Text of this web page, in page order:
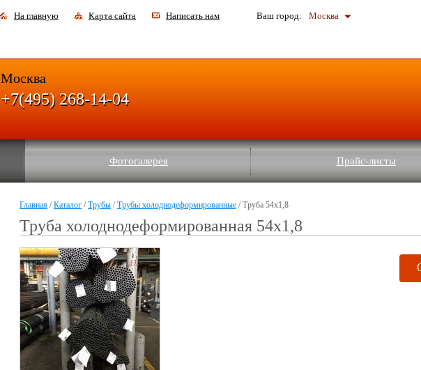
На главную Карта сайта Написать нам Ваш город: Москва
Фотогалерея Прайс-листы
Москва
+7(495) 268-14-04
Главная /Каталог /Трубы /Трубы холоднодеформированные / Труба 54x1,8
Труба холоднодеформированная 54x1,8